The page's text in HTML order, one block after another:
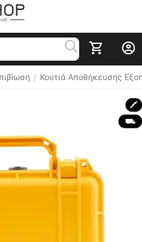
/ Κουτιά Αποθήκευσης
🖍
⛟